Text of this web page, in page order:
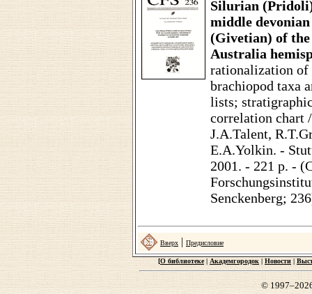
Silurian
middle devonian
(Givetian) of the
Australia
rationalization of
brachiopod taxa
lists;
correlation chart /
J.A.Talent,
E.A.Yolkin. -
2001. - 221 p. -
Senckenberg;
Вверх | Предисловие
[О библиотеке|Академгородок|Новости|
©